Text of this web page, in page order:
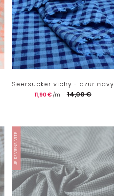
Seersucker vichy - azur navy
11,90 € 14,00 €
JE REVIENS VITE